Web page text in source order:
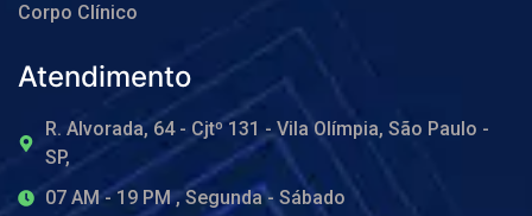
Corpo Clínico
Atendimento
R. Alvorada, 64 - Cjtº 131 - Vila Olímpia, São Paulo -
SP,
07 AM - 19 PM , Segunda - Sábado